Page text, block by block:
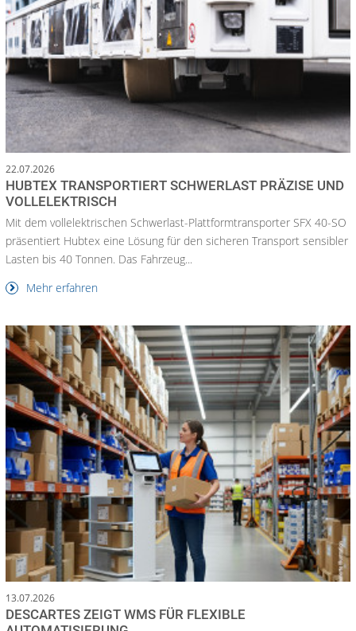
22.07.2026
HUBTEX TRANSPORTIERT SCHWERLAST PRÄZISE UND
VOLLELEKTRISCH
Mit dem vollelektrischen Schwerlast-Plattformtransporter SFX 40-SO
präsentiert Hubtex eine Lösung für den sicheren Transport sensibler
Lasten bis 40 Tonnen. Das Fahrzeug...
Mehr erfahren
13.07.2026
DESCARTES ZEIGT WMS FÜR FLEXIBLE